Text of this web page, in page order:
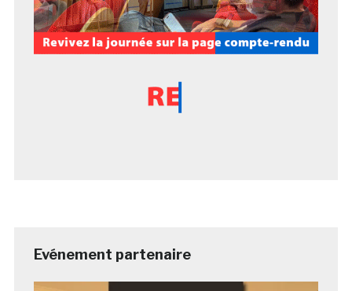
Evénement partenaire